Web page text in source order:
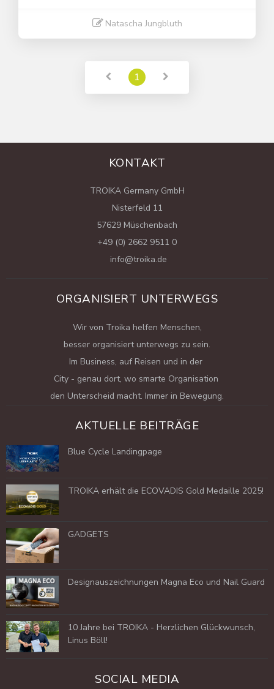
Natascha Jungbluth
1
KONTAKT
TROIKA Germany GmbH
Nisterfeld 11
57629 Müschenbach
+49 (0) 2662 9511 0
info@troika.de
ORGANISIERT UNTERWEGS
Wir von Troika helfen Menschen,
besser organisiert unterwegs zu sein.
Im Business, auf Reisen und in der
City - genau dort, wo smarte Organisation
den Unterscheid macht. Immer in Bewegung.
AKTUELLE BEITRÄGE
Blue Cycle Landingpage
TROIKA erhält die ECOVADIS Gold Medaille 2025!
GADGETS
Designauszeichnungen Magna Eco und Nail Guard
10 Jahre bei TROIKA - Herzlichen Glückwunsch,
Linus Böll!
SOCIAL MEDIA